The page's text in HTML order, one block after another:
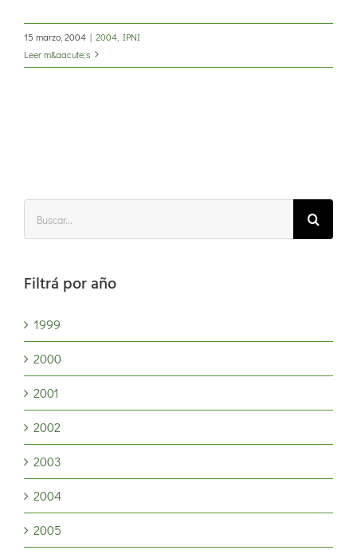
15 marzo, 2004 | 2004 IPNI
Leer m&aacute;s
Filtrá por año
1999
2000
2001
2002
2003
2004
2005